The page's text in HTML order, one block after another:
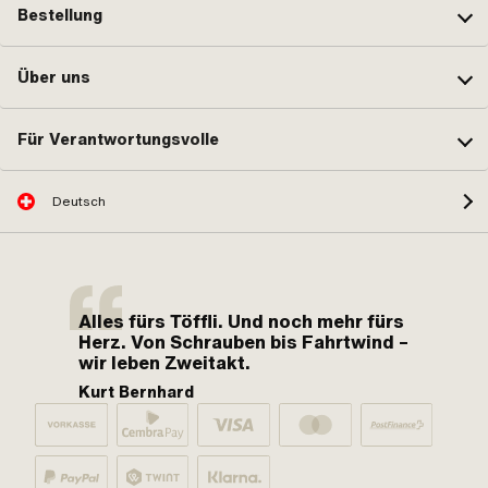
Bestellung
Über uns
Für Verantwortungsvolle
Deutsch
Alles fürs Töffli. Und noch mehr fürs
Herz. Von Schrauben bis Fahrtwind –
wir leben Zweitakt.
Kurt Bernhard